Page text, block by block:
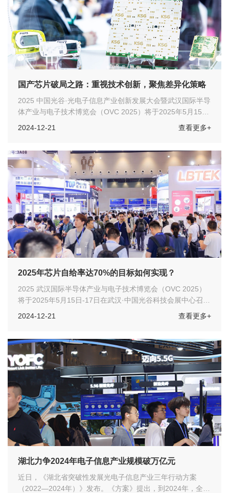
国产芯片破局之路：重视技术创新，聚焦差异化策略
2025 中国光谷·光电子信息产业创新发展大会暨武汉国际半导
体产业与电子技术博览会（OVC 2025）将于2025年5月15
2024-12-21 查看更多+
2025年芯片自给率达70%的目标如何实现？
2025 武汉国际半导体产业与电子技术博览会（OVC 2025）
将于2025年5月15日-17日在武汉·中国光谷科技会展中心召
开，集中展示集成电路、电子元器件、半导体/芯片、显示技
方案，届时组委会将邀请国内外半导体、工业电子、汽车电
子、医疗电子、物联网、消费电子、通信等行业数万名专业工
程师采购参观。本届电子技术展致力于服务湖北、四川、重
庆、湖南、安徽、河南、西安等中西部地区电子信息产业，为
中西部电子工程师提供技术交流的平台。
2024-12-21 查看更多+
湖北力争2024年电子信息产业规模破万亿元
近日，《湖北省突破性发展光电子信息产业三年行动方案
（2022―2024年）》发布。《方案》提出，到2024年，全省